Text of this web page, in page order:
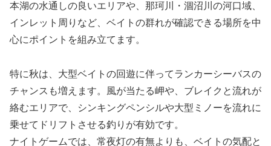
本湖の水通しの良いエリアや、那珂川・涸沼川の河口域、
インレット周りなど、ベイトの群れが確認できる場所を中
心にポイントを組み立てます。
特に秋は、大型ベイトの回遊に伴ってランカーシーバスの
チャンスも増えます。風が当たる岬や、ブレイクと流れが
絡むエリアで、シンキングペンシルや大型ミノーを流れに
乗せてドリフトさせる釣りが有効です。
ナイトゲームでは、常夜灯の有無よりも、ベイトの気配と